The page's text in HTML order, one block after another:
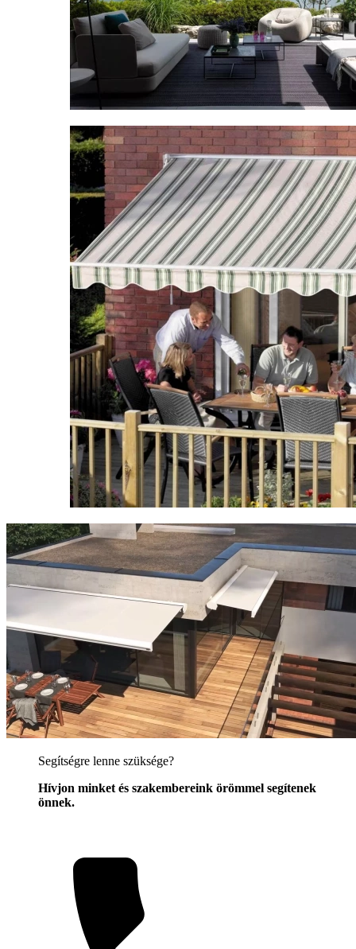
Segítségre lenne szüksége?
Hívjon minket és szakembereink örömmel segítenek
önnek.